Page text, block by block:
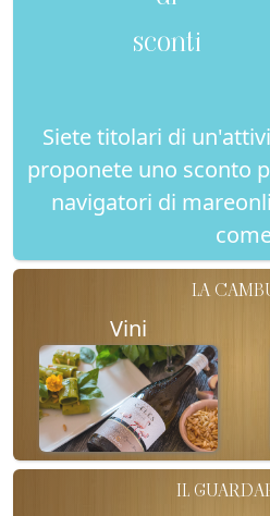
sconti
Siete titolari di
proponete uno sconto
navigatori di
LA
Vini
IL